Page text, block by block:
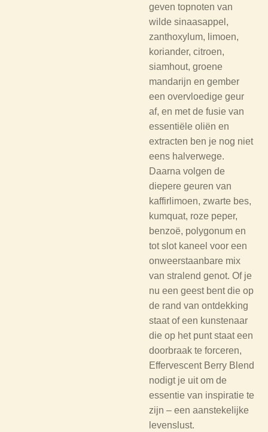
geven topnoten van
wilde sinaasappel,
zanthoxylum, limoen,
koriander, citroen,
siamhout, groene
mandarijn en gember
een overvloedige geur
af, en met de fusie van
essentiële oliën en
extracten ben je nog niet
eens halverwege.
Daarna volgen de
diepere geuren van
kaffirlimoen, zwarte bes,
kumquat, roze peper,
benzoë, polygonum en
tot slot kaneel voor een
onweerstaanbare mix
van stralend genot. Of je
nu een geest bent die op
de rand van ontdekking
staat of een kunstenaar
die op het punt staat een
doorbraak te forceren,
Effervescent Berry Blend
nodigt je uit om de
essentie van inspiratie te
zijn – een aanstekelijke
levenslust.